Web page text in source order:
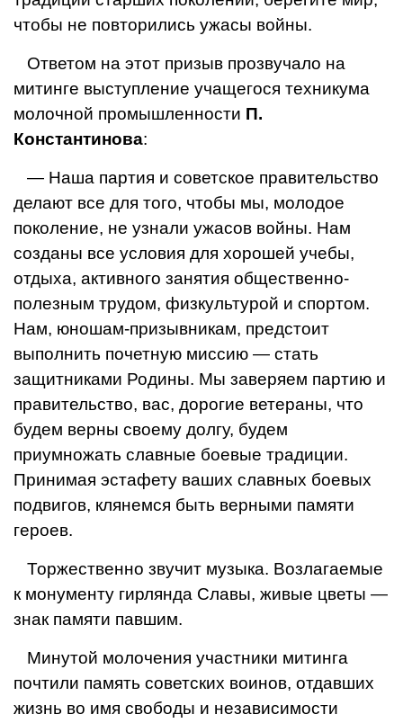
чтобы не повторились ужасы войны.
Ответом на этот призыв прозвучало на
митинге выступление учащегося техникума
молочной промышленности П.
Константинова:
— Наша партия и советское правительство
делают все для того, чтобы мы, молодое
поколение, не узнали ужасов войны. Нам
созданы все условия для хорошей учебы,
отдыха, активного занятия общественно-
полезным трудом, физкультурой и спортом.
Нам, юношам-призывникам, предстоит
выполнить почетную миссию — стать
защитниками Родины. Мы заверяем партию и
правительство, вас, дорогие ветераны, что
будем верны своему долгу, будем
приумножать славные боевые традиции.
Принимая эстафету ваших славных боевых
подвигов, клянемся быть верными памяти
героев.
Торжественно звучит музыка. Возлагаемые
к монументу гирлянда Славы, живые цветы —
знак памяти павшим.
Минутой молочения участники митинга
почтили память советских воинов, отдавших
жизнь во имя свободы и независимости